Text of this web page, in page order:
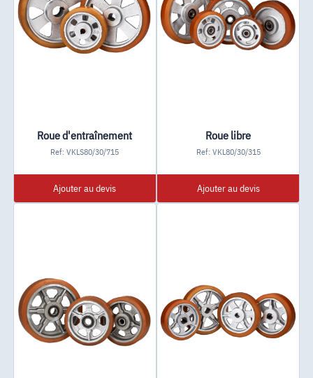
Roue d'entraînement
Ref: VKLS80/30/715
Ajouter au devis
Roue libre
Ref: VKL80/30/315
Ajouter au devis